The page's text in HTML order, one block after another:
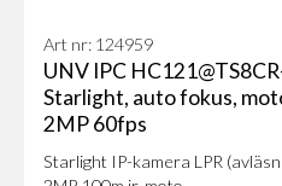
Art nr: 124959
UNV IPC
Starlight, auto fokus,
2MP 60fps
Starlight IP-kamera LPR